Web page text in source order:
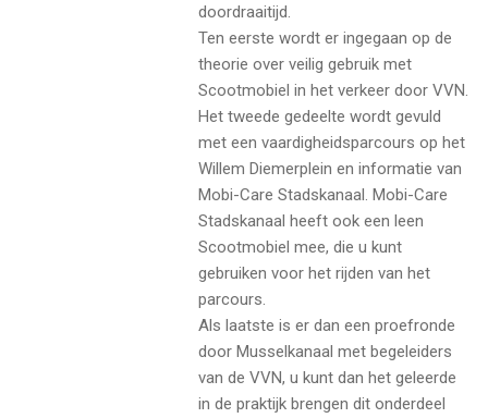
doordraaitijd.
Ten eerste wordt er ingegaan op de
theorie over veilig gebruik met
Scootmobiel in het verkeer door VVN.
Het tweede gedeelte wordt gevuld
met een vaardigheidsparcours op het
Willem Diemerplein en informatie van
Mobi-Care Stadskanaal. Mobi-Care
Stadskanaal heeft ook een leen
Scootmobiel mee, die u kunt
gebruiken voor het rijden van het
parcours.
Als laatste is er dan een proefronde
door Musselkanaal met begeleiders
van de VVN, u kunt dan het geleerde
in de praktijk brengen dit onderdeel